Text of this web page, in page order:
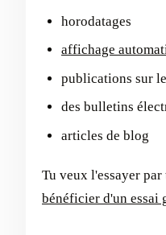
horodatages
affichage
publications sur
des bulletins
articles de blog
Tu veux l'essayer par
bénéficier d'un essai